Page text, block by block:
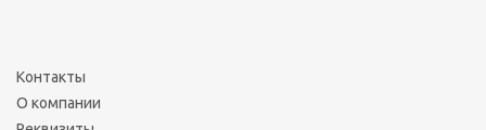
Контакты
О компании